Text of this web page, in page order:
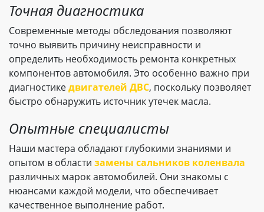
Точная диагностика
Современные методы обследования позволяют
точно выявить причину неисправности и
определить необходимость ремонта конкретных
компонентов автомобиля. Это особенно важно при
диагностикедвигателей ДВС, поскольку позволяет
быстро обнаружить источник утечек масла.
Опытные специалисты
Наши мастера обладают глубокими знаниями и
опытом в области замены сальников коленвала
различных марок автомобилей. Они знакомы с
нюансами каждой модели, что обеспечивает
качественное выполнение работ.